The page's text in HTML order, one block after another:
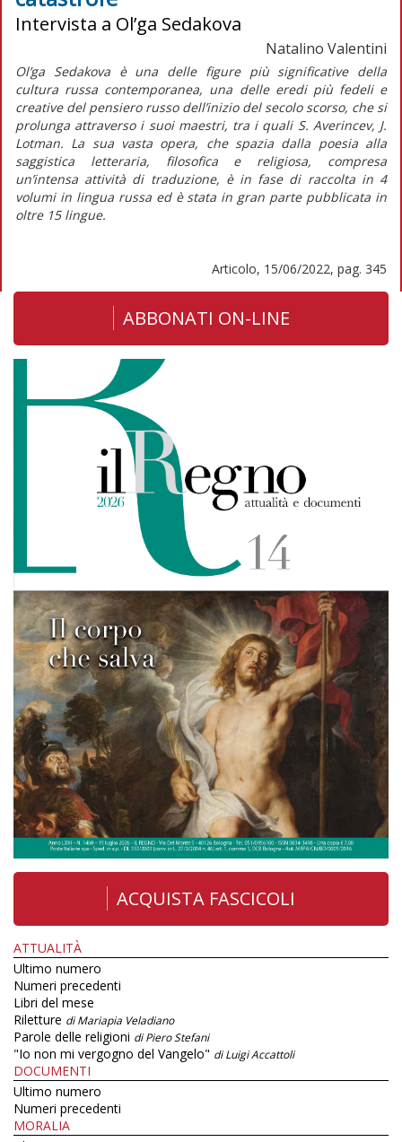
Intervista a Ol’ga Sedakova
Natalino Valentini
Ol’ga Sedakova è una delle figure più significative della
cultura russa contemporanea, una delle eredi più fedeli e
creative del pensiero russo dell’inizio del secolo scorso, che si
prolunga attraverso i suoi maestri, tra i quali S. Averincev, J.
Lotman. La sua vasta opera, che spazia dalla poesia alla
saggistica letteraria, filosofica e religiosa, compresa
un’intensa attività di traduzione, è in fase di raccolta in 4
volumi in lingua russa ed è stata in gran parte pubblicata in
oltre 15 lingue.
Articolo, 15/06/2022, pag. 345
ABBONATI ON-LINE
ACQUISTA FASCICOLI
ATTUALITÀ
Ultimo numero
Numeri precedenti
Libri del mese
Riletture di Mariapia Veladiano
Parole delle religioni di Piero Stefani
"Io non mi vergogno del Vangelo" di Luigi Accattoli
DOCUMENTI
Ultimo numero
Numeri precedenti
MORALIA